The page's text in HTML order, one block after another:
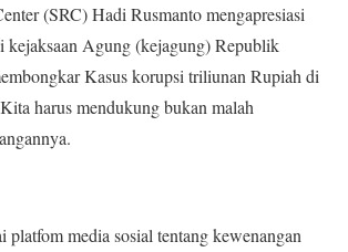
(SRC) Hadi Rusmanto mengapresiasi
kejaksaan Agung (kejagung) Republik
Kasus korupsi triliunan Rupiah di
harus mendukung bukan malah
platfom media sosial tentang kewenangan